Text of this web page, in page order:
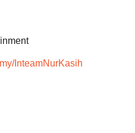
InteamNurKasih